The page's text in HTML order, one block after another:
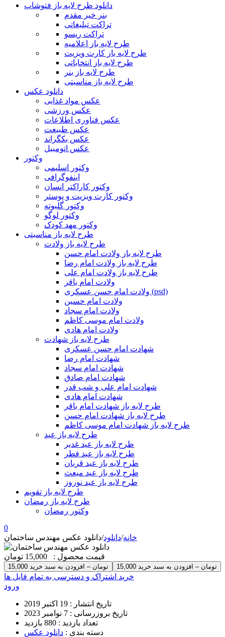
دانلود طرح لایه باز فتوشاپ
بنر خیر مقدم
تراکت تبلیغاتی
تراکت ریسو
طرح لایه باز اعلامیه
طرح لایه باز کارت ویزیت
طرح لایه باز انتخاباتی
طرح لایه باز بنر
طرح لایه باز مناسبتی
دانلود عکس
عکس مواد غذایی
عکس ورزشی
عکس فناوری اطلاعات
عکس طبیعت
عکس بکگراند
عکس اتومبیل
وکتور
وکتور اسلیمی
اینفوگرافی
وکتور کاراکتر انسان
وکتور کارت ویزیت و پوستر
وکتور گلبوته
وکتور لوگو
وکتور مهد کودک
طرح لایه باز مناسبتی
طرح لایه باز ولادت
طرح لایه باز ولادت امام حسن
طرح لایه باز ولادت امام رضا
طرح لایه باز ولادت امام علی
ولادت امام باقر
ولادت امام حسن عسکری (psd)
ولادت امام حسین
ولادت امام سجاد
ولادت امام موسی کاظم
ولادت امام هادی
طرح لایه باز شهادت
شهادت امام حسن عسکری
شهادت امام رضا
شهادت امام سجاد
شهادت امام صادق
شهادت امام علی و شب قدر
شهادت امام هادی
طرح لایه باز شهادت امام باقر
طرح لایه باز شهادت امام حسن
طرح لایه باز شهادت امام موسی کاظم
طرح لایه باز عید
طرح لایه باز عید غدیر
طرح لایه باز عید فطر
طرح لایه باز عید قربان
طرح لایه باز عید مبعث
طرح لایه باز عید نوروز
طرح لایه باز تقویم
طرح لایه باز رمضان
وکتور رمضان
0
خانه/دانلود/دانلود عکس مهندس ساختمان
قیمت محصول : 15,000 تومان
15,000 تومان – افزودن به سبد خرید
خرید اشتراک و دسترسی به تمام فایل ها
ورود
تاریخ انتشار : 19 اکتبر 2019
تاریخ بروزرسانی : 7 نوامبر 2023
تعداد بازدید : 880 بازدید
دسته بندی : دانلود عکس